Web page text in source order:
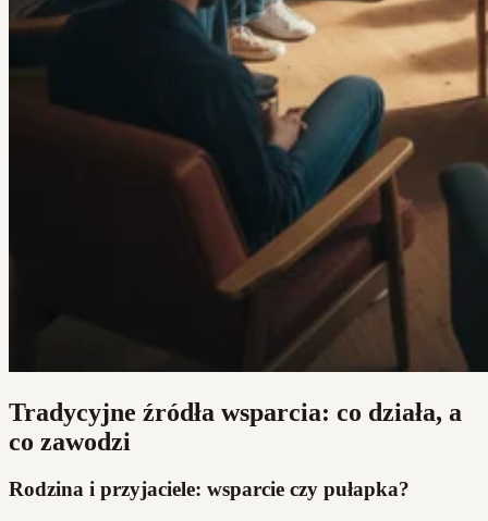
Tradycyjne źródła wsparcia: co działa, a
co zawodzi
Rodzina i przyjaciele: wsparcie czy pułapka?